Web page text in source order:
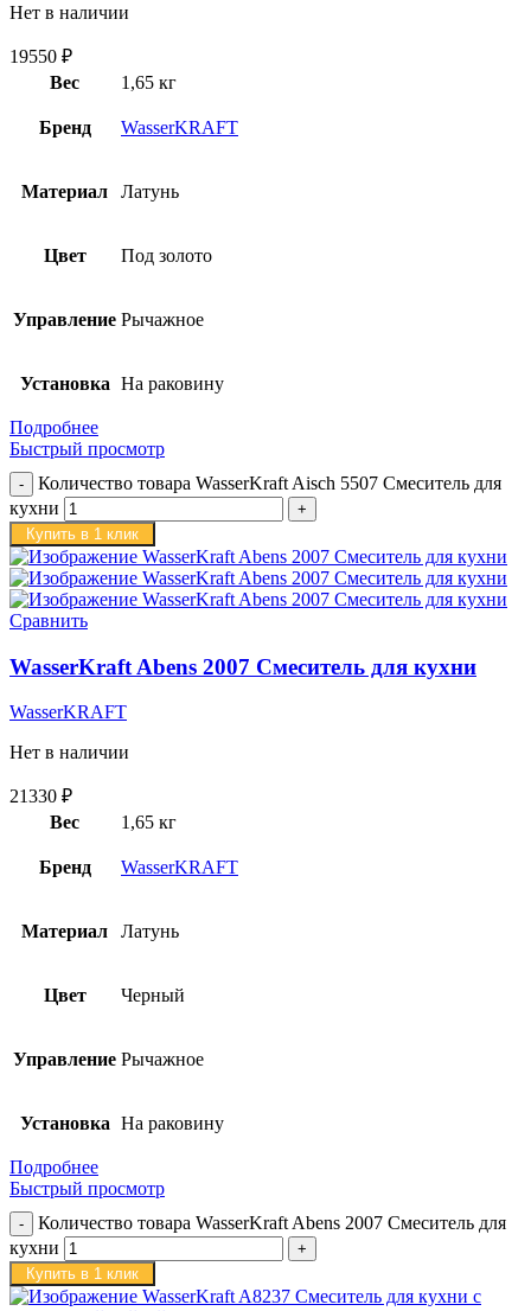
Нет в наличии
19550 ₽
Вес
1,65 кг
Бренд WasserKRAFT
Материал Латунь
Цвет Под золото
Управление Рычажное
Установка На раковину
Подробнее
Быстрый просмотр
Количество товара WasserKraft Aisch 5507 Смеситель для
кухни
Купить в 1 клик
Сравнить
WasserKraft Abens 2007 Смеситель для кухни
WasserKRAFT
Нет в наличии
21330 ₽
Вес
1,65 кг
Бренд WasserKRAFT
Материал Латунь
Цвет Черный
Управление Рычажное
Установка На раковину
Подробнее
Быстрый просмотр
Количество товара WasserKraft Abens 2007 Смеситель для
кухни
Купить в 1 клик